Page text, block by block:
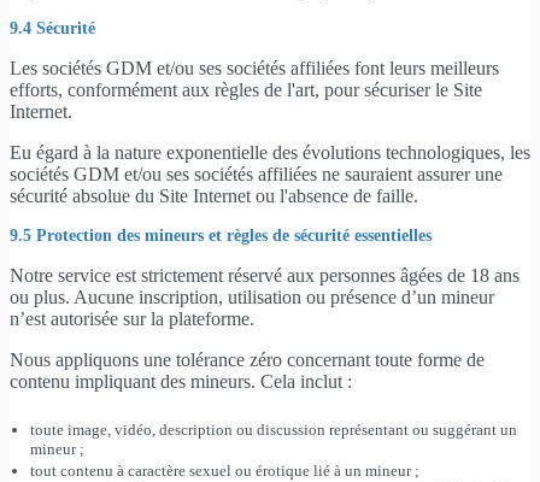
9.4 Sécurité
Les sociétés GDM et/ou ses sociétés affiliées font leurs meilleurs
efforts, conformément aux règles de l'art, pour sécuriser le Site
Internet.
Eu égard à la nature exponentielle des évolutions technologiques, les
sociétés GDM et/ou ses sociétés affiliées ne sauraient assurer une
sécurité absolue du Site Internet ou l'absence de faille.
9.5 Protection des mineurs et règles de sécurité essentielles
Notre service est strictement réservé aux personnes âgées de 18 ans
ou plus. Aucune inscription, utilisation ou présence d’un mineur
n’est autorisée sur la plateforme.
Nous appliquons une tolérance zéro concernant toute forme de
contenu impliquant des mineurs. Cela inclut :
toute image, vidéo, description ou discussion représentant ou suggérant un
mineur ;
tout contenu à caractère sexuel ou érotique lié à un mineur ;